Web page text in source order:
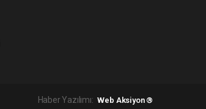
Haber Yazılımı: Web Aksiyon ®